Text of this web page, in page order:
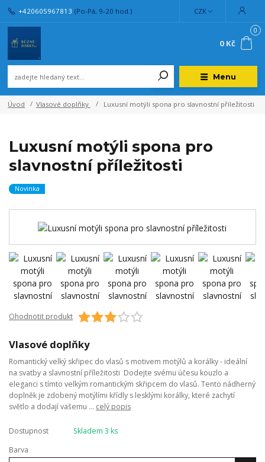
Menu
CZK
+420605967813 (Po-Pá, 9-20 hod.)
0
0 Kč
Úvod Vlasové doplňky Luxusní motýli spona pro slavnostní příležitosti
Luxusní motýli spona pro
slavnostní příležitosti
Novinka
Ohodnotit produkt
Vlasové doplňky
Romantický velký skřipec do vlasů s motivem motýlů a korálky - ideální
na svatby a slavnostní příležitosti Dodejte svému účesu kouzlo a
eleganci s tímto velkým romantickým skřipcem do vlasů. Tento nádherný
doplněk je zdobený motýlími křídly s lesklými korálky, které zachytí
světlo a dodají vašemu ... celý popis
Dostupnost
Skladem 3 ks
Barva